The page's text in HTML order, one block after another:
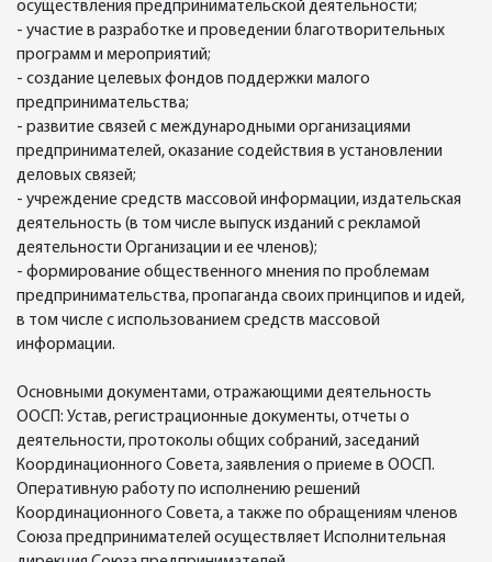
осуществления предпринимательской деятельности;
- участие в разработке и проведении благотворительных
программ и мероприятий;
- создание целевых фондов поддержки малого
предпринимательства;
- развитие связей с международными организациями
предпринимателей, оказание содействия в установлении
деловых связей;
- учреждение средств массовой информации, издательская
деятельность (в том числе выпуск изданий с рекламой
деятельности Организации и ее членов);
- формирование общественного мнения по проблемам
предпринимательства, пропаганда своих принципов и идей,
в том числе с использованием средств массовой
информации.
Основными документами, отражающими деятельность
ООСП: Устав, регистрационные документы, отчеты о
деятельности, протоколы общих собраний, заседаний
Координационного Совета, заявления о приеме в ООСП.
Оперативную работу по исполнению решений
Координационного Совета, а также по обращениям членов
Союза предпринимателей осуществляет Исполнительная